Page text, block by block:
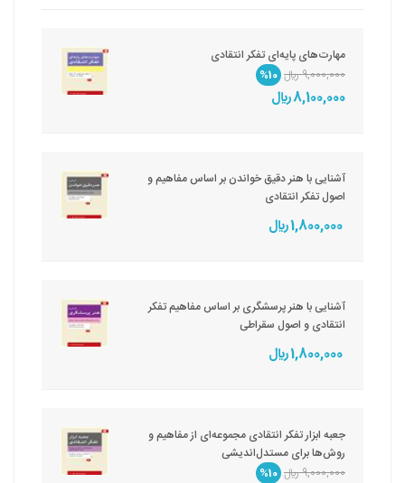
مهارت‌های پایه‌ای تفکر انتقادی
9,000,000 ريال
%10
8,100,000 ريال
آشنایی با هنر دقیق خواندن بر اساس مفاهیم و
اصول تفکر انتقادی
1,800,000 ريال
آشنایی با هنر پرسشگری بر اساس مفاهیم تفکر
انتقادی و اصول سقراطی
1,800,000 ريال
جعبه ابزار تفکر انتقادی مجموعه‌ای از مفاهیم و
روش‌ها برای مستدل‌اندیشی
9,000,000 ريال
%10